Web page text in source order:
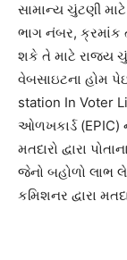
સામાન્ય ચુંટણી માટે
ભાગ નંબર, ક્રમાંક
શકે તે માટે રાજ્ય
વેબસાઇટના હોમ
station In Voter
ઓળખકાર્ડ (EPIC)
મતદારો દ્વારા
જેનો બહોળો લાભ
કમિશનર દ્વારા